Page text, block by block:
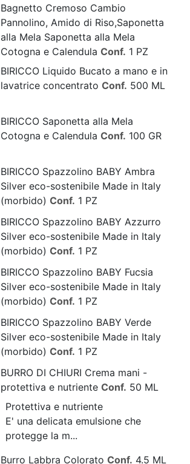
Bagnetto Cremoso Cambio
Pannolino, Amido di Riso,Saponetta
alla Mela Saponetta alla Mela
Cotogna e Calendula Conf. 1 PZ
BIRICCO Liquido Bucato a mano e in
lavatrice concentrato Conf. 500 ML
BIRICCO Saponetta alla Mela
Cotogna e Calendula Conf. 100 GR
BIRICCO Spazzolino BABY Ambra
Silver eco-sostenibile Made in Italy
(morbido) Conf. 1 PZ
BIRICCO Spazzolino BABY Azzurro
Silver eco-sostenibile Made in Italy
(morbido) Conf. 1 PZ
BIRICCO Spazzolino BABY Fucsia
Silver eco-sostenibile Made in Italy
(morbido) Conf. 1 PZ
BIRICCO Spazzolino BABY Verde
Silver eco-sostenibile Made in Italy
(morbido) Conf. 1 PZ
BURRO DI CHIURI Crema mani -
protettiva e nutriente Conf. 50 ML
Protettiva e nutriente
E' una delicata emulsione che
protegge la m...
Burro Labbra Colorato Conf. 4.5 ML